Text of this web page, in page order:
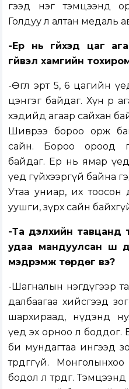
гээд нэг тэмцээнд
Голдуу л алтан медаль
-Ер нь гүйхэд цаг
гүйвэл хамгийн
-Өглөө эрт 5, 6 цагийн
цэнгэг байдаг. Хүн
хэдийд агаар сайхан
Шиврээ бороо орж
сайн. Бороо ороод
байдаг. Ер нь ямар
үед гүйхээргүй байна
Утаа униар, их тоосон
уушги, зүрх сайн
-Та дэлхийн тавцанд
удаа мандуулсан шүү
мэдрэмж төрдөг вэ?
-Шагналын нэгдүгээр
далбаагаа хийсгээд
шархираад, нүдэнд
үед эх орноо л боддог.
би мундагтаа ингээд
төрдөггүй.
бодол л төрдөг.